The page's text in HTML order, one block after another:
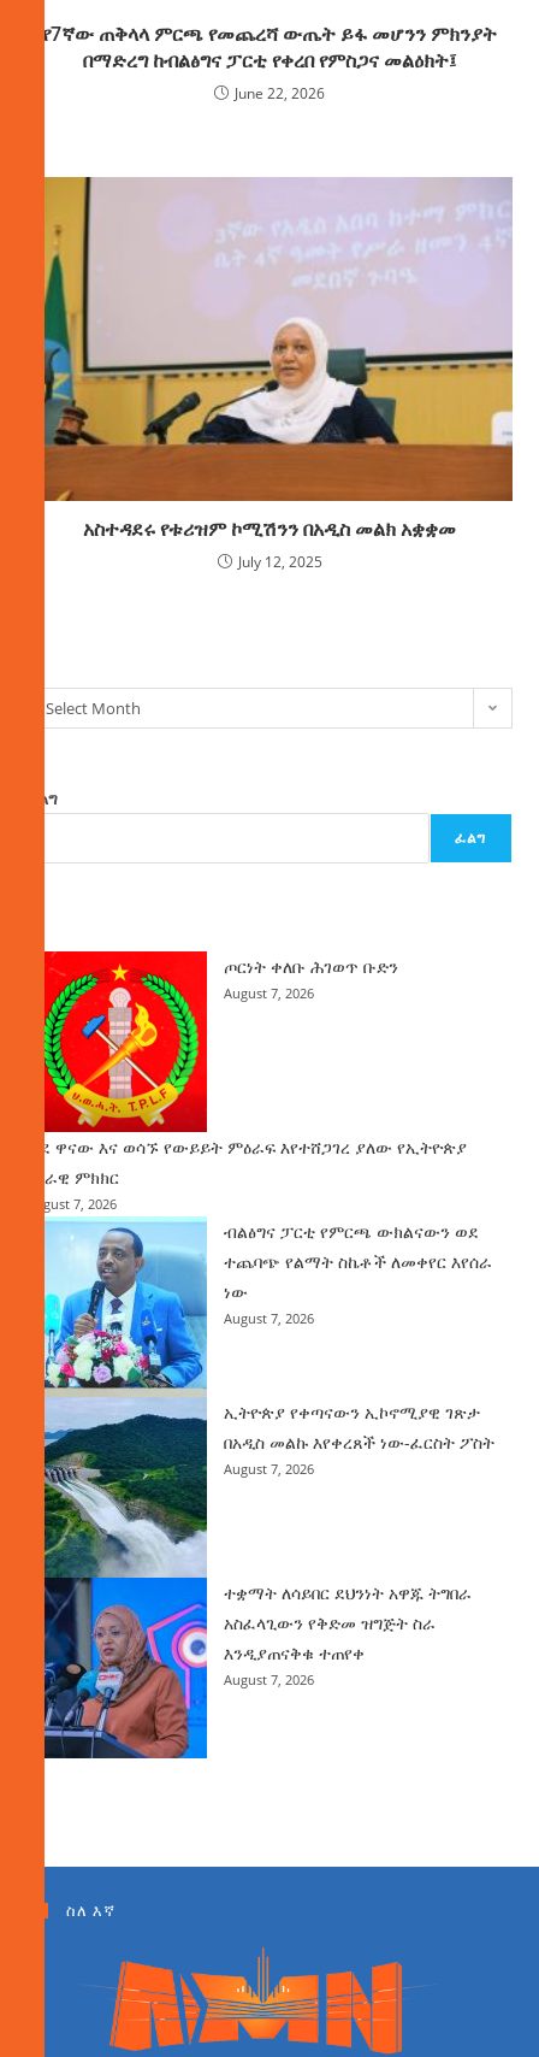
የ7ኛው ጠቅላላ ምርጫ የመጨረሻ ውጤት ይፋ መሆንን ምክንያት
በማድረግ ከብልፅግና ፓርቲ የቀረበ የምስጋና መልዕክት፤
June 22, 2026
አስተዳደሩ የቱሪዝም ኮሚሽንን በአዲስ መልክ አቋቋመ
July 12, 2025
Select Month
ፈልግ
ፈልግ
ጦርነት ቀለቡ ሕገወጥ ቡድን
August 7, 2026
ወደ ዋናው እና ወሳኙ የውይይት ምዕራፍ እየተሸጋገረ ያለው የኢትዮጵያ
ሀገራዊ ምክክር
August 7, 2026
ብልፅግና ፓርቲ የምርጫ ውክልናውን ወደ
ተጨባጭ የልማት ስኬቶች ለመቀየር እየሰራ
ነው
August 7, 2026
ኢትዮጵያ የቀጣናውን ኢኮኖሚያዊ ገጽታ
በአዲስ መልኩ እየቀረጸች ነው-ፈርስት ፖስት
August 7, 2026
ተቋማት ለሳይበር ደህንነት አዋጁ ትግበራ
አስፈላጊውን የቅድመ ዝግጅት ስራ
እንዲያጠናቅቁ ተጠየቀ
August 7, 2026
ስለ እኛ